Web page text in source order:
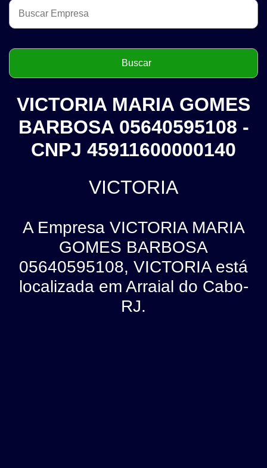
VICTORIA MARIA GOMES
BARBOSA 05640595108 -
CNPJ 45911600000140
VICTORIA
A Empresa VICTORIA MARIA
GOMES BARBOSA
05640595108, VICTORIA está
localizada em Arraial do Cabo-
RJ.